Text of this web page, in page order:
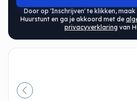
Door op 'Inschrijven' te klikken,
Huurstunt en ga je akkoord met de
privacyverklaring van
Vorige